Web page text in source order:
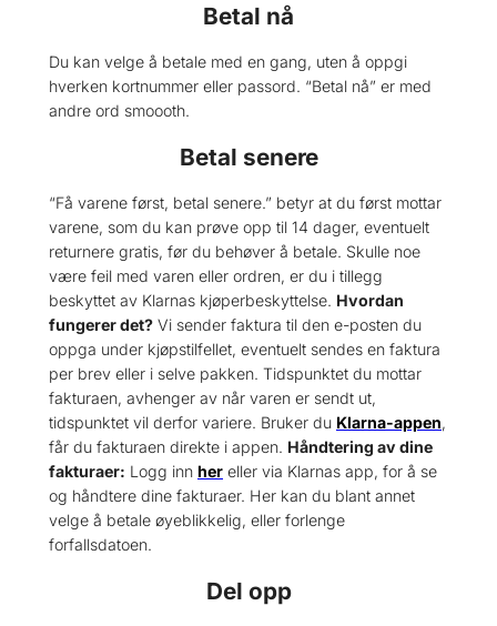
Betal nå
Du kan velge å betale med en gang, uten å oppgi
hverken kortnummer eller passord. “Betal nå” er med
andre ord smoooth.
Betal senere
“Få varene først, betal senere.” betyr at du først mottar
varene, som du kan prøve opp til 14 dager, eventuelt
returnere gratis, før du behøver å betale. Skulle noe
være feil med varen eller ordren, er du i tillegg
beskyttet av Klarnas kjøperbeskyttelse. Hvordan
fungerer det? Vi sender faktura til den e-posten du
oppga under kjøpstilfellet, eventuelt sendes en faktura
per brev eller i selve pakken. Tidspunktet du mottar
fakturaen, avhenger av når varen er sendt ut,
tidspunktet vil derfor variere. Bruker du Klarna-appen,
får du fakturaen direkte i appen. Håndtering av dine
fakturaer: Logg inn her eller via Klarnas app, for å se
og håndtere dine fakturaer. Her kan du blant annet
velge å betale øyeblikkelig, eller forlenge
forfallsdatoen.
Del opp